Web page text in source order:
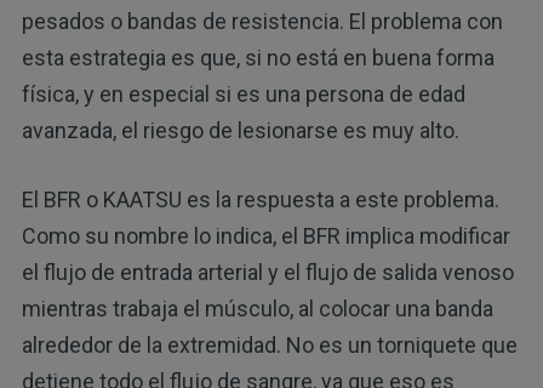
pesados o bandas de resistencia. El problema con
esta estrategia es que, si no está en buena forma
física, y en especial si es una persona de edad
avanzada, el riesgo de lesionarse es muy alto.
El BFR o KAATSU es la respuesta a este problema.
Como su nombre lo indica, el BFR implica modificar
el flujo de entrada arterial y el flujo de salida venoso
mientras trabaja el músculo, al colocar una banda
alrededor de la extremidad. No es un torniquete que
detiene todo el flujo de sangre, ya que eso es